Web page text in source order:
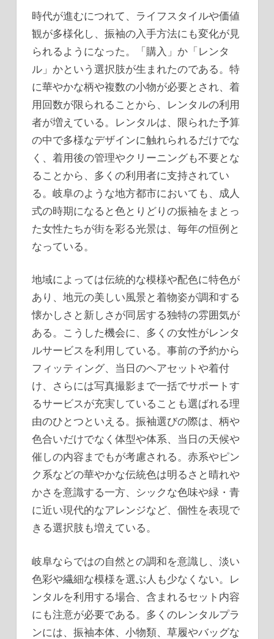
時代が進むにつれて、ライフスタイルや価値
観が多様化し、振袖の入手方法にも変化が見
られるようになった。「購入」か「レンタ
ル」かという選択肢が生まれたのである。特
に華やかな柄や複数の小物が必要とされ、着
用回数が限られることから、レンタルの利用
者が増えている。レンタルは、限られた予算
の中で多様なデザインに触れられるだけでな
く、着用後の管理やクリーニングも不要とな
ることから、多くの利用者に支持されてい
る。岐阜のような地方都市においても、成人
式の時期になると色とりどりの振袖をまとっ
た女性たちが街を彩る光景は、毎年の恒例と
なっている。
地域によっては伝統的な模様や配色に特色が
あり、地元の美しい風景と着物姿が調和する
懐かしさと新しさが同居する独特の雰囲気が
ある。こうした機会に、多くの女性がレンタ
ルサービスを利用している。事前の予約から
フィッティング、当日のヘアセットや着付
け、さらには写真撮影まで一括でサポートす
るサービスが充実していることも選ばれる理
由のひとつといえる。振袖選びの際は、柄や
色合いだけでなく体型や体系、当日の天候や
催しの内容までもが考慮される。赤系やピン
ク系などの華やかな伝統色は明るさと晴れや
かさを意識する一方、シックな色味や緑・青
に近い現代的なアレンジなど、個性を表現で
きる選択肢も増えている。
岐阜ならではの自然との調和を意識し、淡い
色彩や繊細な模様を選ぶ人も少なくない。レ
ンタルを利用する場合、含まれるセット内容
にも注意が必要である。多くのレンタルプラ
ンには、振袖本体、小物類、草履やバッグな